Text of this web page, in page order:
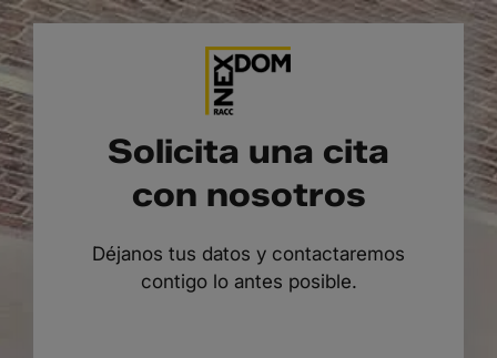
Saltar
al
contenido
Solicita una cita
con nosotros
Déjanos tus datos y contactaremos
contigo lo antes posible.